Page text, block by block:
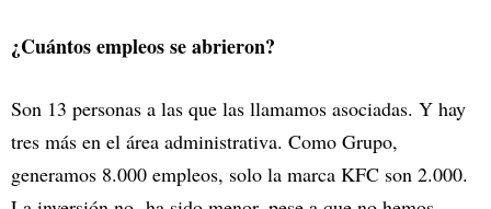
¿Cuántos empleos se abrieron?
Son 13 personas a las que las llamamos asociadas. Y hay
tres más en el área administrativa. Como Grupo,
generamos 8.000 empleos, solo la marca KFC son 2.000.